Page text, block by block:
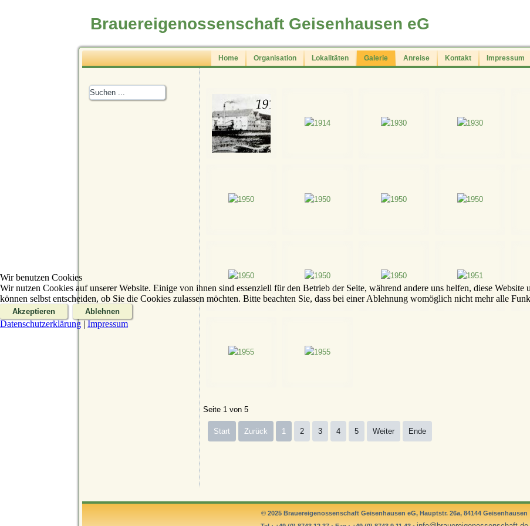
Brauereigenossenschaft Geisenhausen eG
Home Organisation Lokalitäten Galerie Anreise Kontakt Impressum
Seite 1 von 5
Start Zurück 1 2 3 4 5 Weiter Ende
© 2025 Brauereigenossenschaft Geisenhausen eG, Hauptstr. 26a, 84144 Geisenhausen
Wir benutzen Cookies
Wir nutzen Cookies auf unserer Website. Einige von ihnen sind essenziell für den Betrieb der Seite, während andere uns helfen, diese
können selbst entscheiden, ob Sie die Cookies zulassen möchten. Bitte beachten Sie, dass bei einer Ablehnung womöglich nicht mehr alle
Akzeptieren Ablehnen
Datenschutzerklärung | Impressum